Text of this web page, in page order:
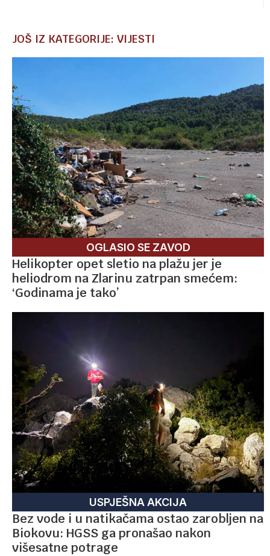
JOŠ IZ KATEGORIJE: VIJESTI
OGLASIO SE ZAVOD
Helikopter opet sletio na plažu jer je
heliodrom na Zlarinu zatrpan smećem:
‘Godinama je tako’
USPJEŠNA AKCIJA
Bez vode i u natikačama ostao zarobljen na
Biokovu: HGSS ga pronašao nakon
višesatne potrage